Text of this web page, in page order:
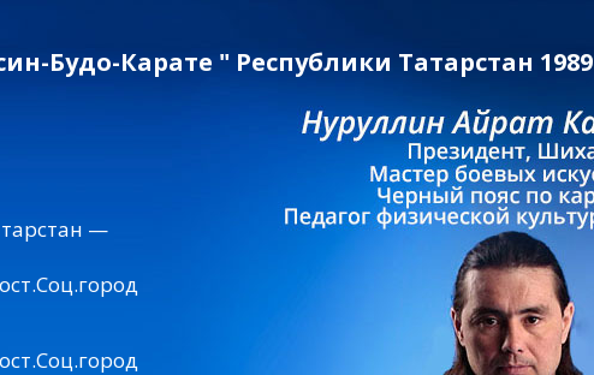
Будо-Карате " Республики Татарстан 1989
—